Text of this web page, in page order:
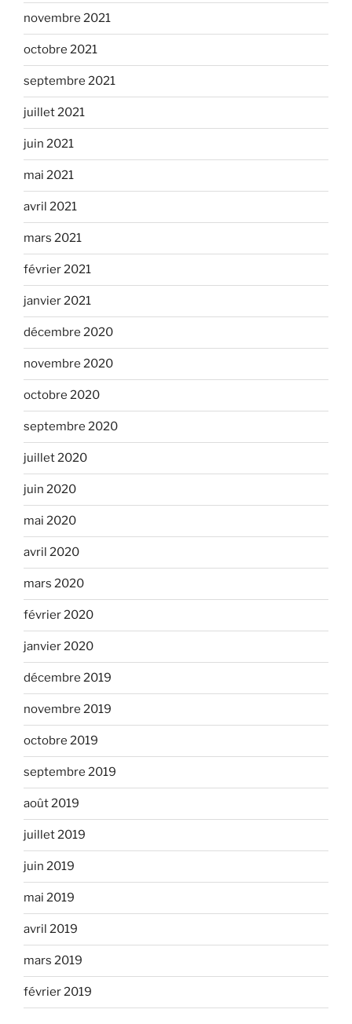
novembre 2021
octobre 2021
septembre 2021
juillet 2021
juin 2021
mai 2021
avril 2021
mars 2021
février 2021
janvier 2021
décembre 2020
novembre 2020
octobre 2020
septembre 2020
juillet 2020
juin 2020
mai 2020
avril 2020
mars 2020
février 2020
janvier 2020
décembre 2019
novembre 2019
octobre 2019
septembre 2019
août 2019
juillet 2019
juin 2019
mai 2019
avril 2019
mars 2019
février 2019